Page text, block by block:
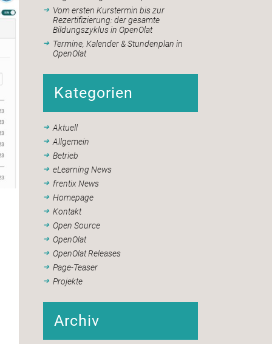
Vom ersten Kurstermin bis zur
Rezertifizierung: der gesamte
Bildungszyklus in OpenOlat
Termine, Kalender & Stundenplan in
OpenOlat
Kategorien
Aktuell
Allgemein
Betrieb
eLearning News
frentix News
Homepage
Kontakt
Open Source
OpenOlat
OpenOlat Releases
Page-Teaser
Projekte
Archiv